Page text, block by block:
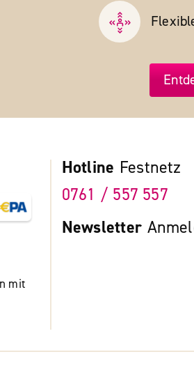
mit
Hotline Festnetz
0761 / 557 557
Newsletter